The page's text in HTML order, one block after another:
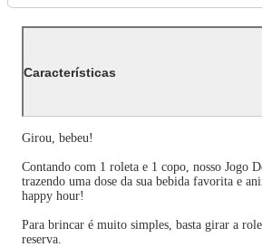
Características
Girou, bebeu!
Contando com 1 roleta e 1 copo, nosso Jogo
trazendo uma dose da sua bebida favorita e
happy hour!
Para brincar é muito simples, basta girar a
reserva.